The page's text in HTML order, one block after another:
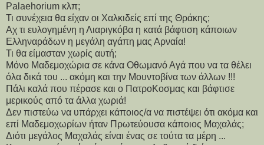
Palaehorium κλπ;
Τι συνέχεια θα είχαν οι Χαλκιδείς επί της Θράκης;
Αχ τι ευλογημένη η Λιαριγκόβα η κατά βάφτιση κάποιων
Ελληναράδων η μεγάλη αγάπη μας Αρναία!
Τι θα είμασταν χωρίς αυτή;
Μόνο Μαδεμοχώρια σε κάνα Οθωμανό Αγά που να τα θέλει
όλα δικά του ... ακόμη και την Μουντοβίνα των άλλων !!!
Πάλι καλά που πέρασε και ο ΠατροΚοσμας και βάφτισε
μερικούς από τα άλλα χωριά!
Δεν πιστεύω να υπάρχει κάποιος/α να πιστέψει ότι ακόμα και
επί Μαδεμοχωρίων ήταν Πρωτεύουσα κάποιος Μαχαλάς;
Διότι μεγάλος Μαχαλάς είναι ένας σε τούτα τα μέρη ...